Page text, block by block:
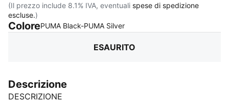
(Il prezzo include 8.1% IVA, eventuali spese di spedizione
escluse.)
ColorePUMA Black-PUMA Silver:
ESAURITO
Descrizione
DESCRIZIONE